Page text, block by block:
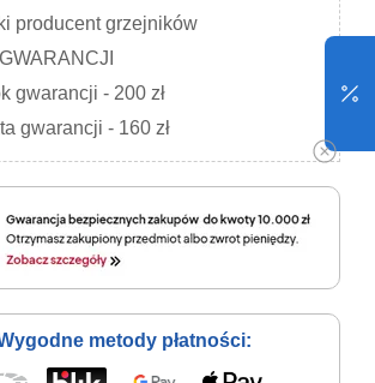
producent grzejników
gwarancji - 200 zł
gwarancji - 160 zł
metody płatności: